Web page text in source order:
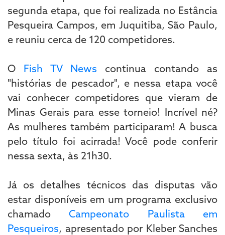
segunda etapa, que foi realizada no Estância
Pesqueira Campos, em Juquitiba, São Paulo,
e reuniu cerca de 120 competidores.
O Fish TV News continua contando as
"histórias de pescador", e nessa etapa você
vai conhecer competidores que vieram de
Minas Gerais para esse torneio! Incrível né?
As mulheres também participaram! A busca
pelo título foi acirrada! Você pode conferir
nessa sexta, às 21h30.
Já os detalhes técnicos das disputas vão
estar disponíveis em um programa exclusivo
chamadoCampeonato Paulista em
Pesqueiros, apresentado por Kleber Sanches